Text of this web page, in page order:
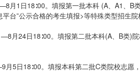
月1日18∶00。填报第一批本科 (A、A1、B
平台”公示合格的考生填报>等特殊类型招生
月24日18∶00。填报第二批本科(A、B类)
月5日18∶00。填报本科第二批C类院校志愿